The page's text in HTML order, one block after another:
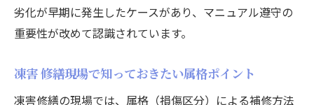
劣化が早期に発生したケースがあり、マニュアル遵守の
重要性が改めて認識されています。
凍害 修繕現場で知っておきたい属格ポイント
凍害修繕の現場では、属格（損傷区分）による補修方法